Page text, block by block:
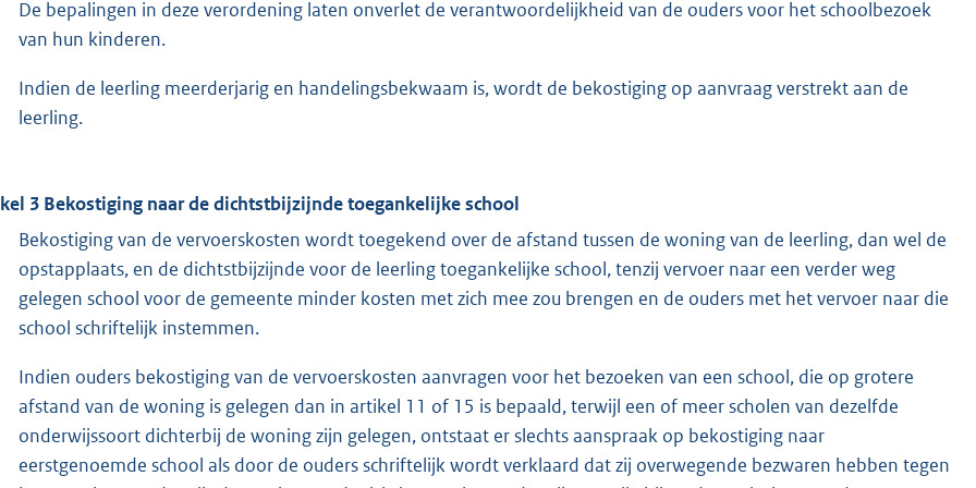
De bepalingen in deze verordening laten onverlet de verantwoordelijkheid van de ouders voor het schoolbezoek
van hun kinderen.
Indien de leerling meerderjarig en handelingsbekwaam is, wordt de bekostiging op aanvraag verstrekt aan de
leerling.
3 Bekostiging naar de dichtstbijzijnde toegankelijke school
Bekostiging van de vervoerskosten wordt toegekend over de afstand tussen de woning van de leerling, dan wel de
opstapplaats, en de dichtstbijzijnde voor de leerling toegankelijke school, tenzij vervoer naar een verder weg
gelegen school voor de gemeente minder kosten met zich mee zou brengen en de ouders met het vervoer naar die
school schriftelijk instemmen.
Indien ouders bekostiging van de vervoerskosten aanvragen voor het bezoeken van een school, die op grotere
afstand van de woning is gelegen dan in artikel 11 of 15 is bepaald, terwijl een of meer scholen van dezelfde
onderwijssoort dichterbij de woning zijn gelegen, ontstaat er slechts aanspraak op bekostiging naar
eerstgenoemde school als door de ouders schriftelijk wordt verklaard dat zij overwegende bezwaren hebben tegen